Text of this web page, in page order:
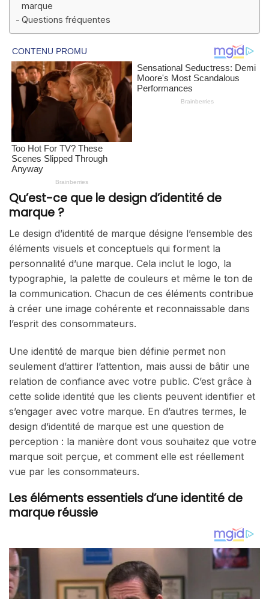
marque
Questions fréquentes
Qu’est-ce que le design d’identité de
marque ?
Le design d’identité de marque désigne l’ensemble des
éléments visuels et conceptuels qui forment la
personnalité d’une marque. Cela inclut le logo, la
typographie, la palette de couleurs et même le ton de
la communication. Chacun de ces éléments contribue
à créer une image cohérente et reconnaissable dans
l’esprit des consommateurs.
Une identité de marque bien définie permet non
seulement d’attirer l’attention, mais aussi de bâtir une
relation de confiance avec votre public. C’est grâce à
cette solide identité que les clients peuvent identifier et
s’engager avec votre marque. En d’autres termes, le
design d’identité de marque est une question de
perception : la manière dont vous souhaitez que votre
marque soit perçue, et comment elle est réellement
vue par les consommateurs.
Les éléments essentiels d’une identité de
marque réussie